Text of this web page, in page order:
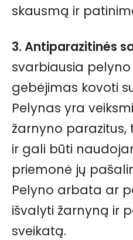
skausmą ir
3. Antiparazitinės
svarbiausia
gebėjimas kovoti
Pelynas yra
žarnyno parazitus,
ir gali būti
priemonė jų
Pelyno arbata ar
išvalyti žarnyną ir
sveikatą.